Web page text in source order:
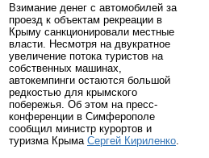
Взимание денег с автомобилей за
проезд к объектам рекреации в
Крыму санкционировали местные
власти. Несмотря на двукратное
увеличение потока туристов на
собственных машинах,
автокемпинги остаются большой
редкостью для крымского
побережья. Об этом на пресс-
конференции в Симферополе
сообщил министр курортов и
туризма Крыма Сергей Кириленко